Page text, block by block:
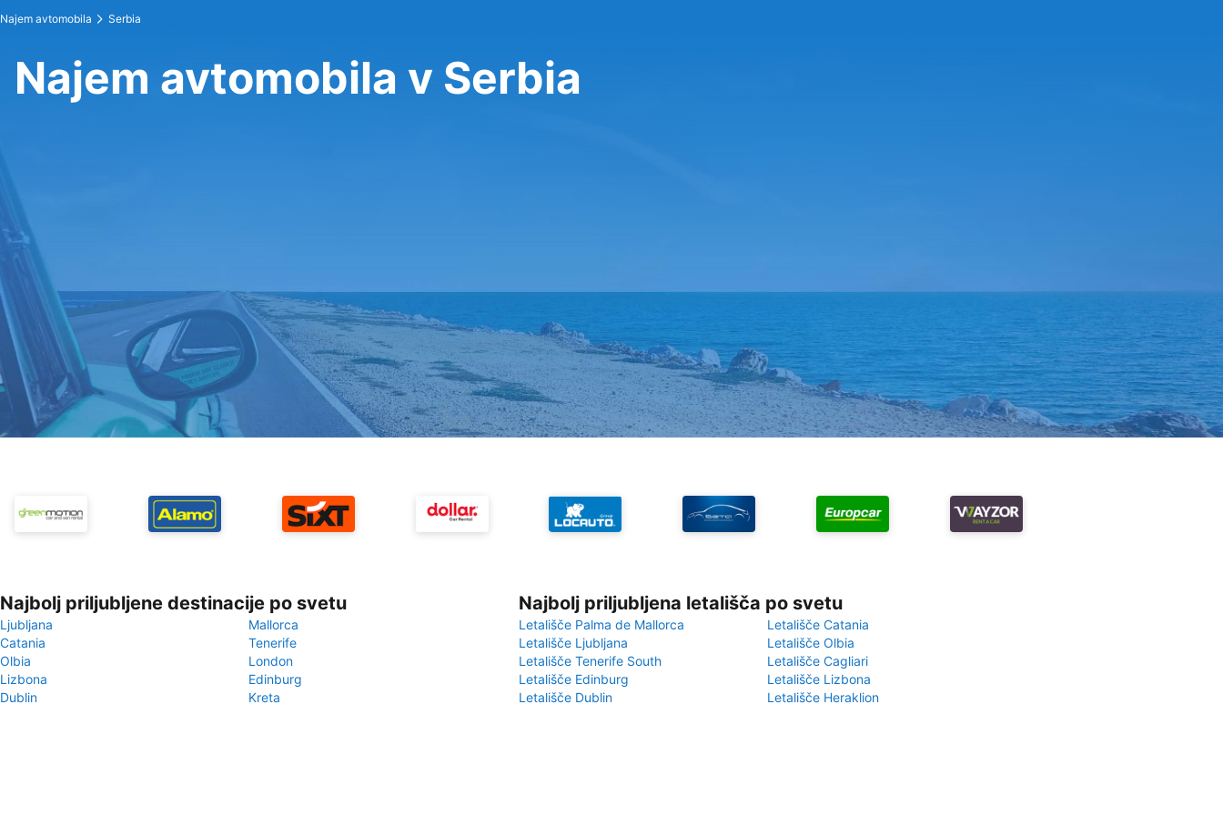
Najem avtomobila Serbia
Najem avtomobila v Serbia
Najbolj priljubljene destinacije po svetu
Ljubljana
Mallorca
Catania
Tenerife
Olbia
London
Lizbona
Edinburg
Dublin
Kreta
Najbolj priljubljena letališča po svetu
Letališče Palma de Mallorca
Letališče Catania
Letališče Ljubljana
Letališče Olbia
Letališče Tenerife South
Letališče Cagliari
Letališče Edinburg
Letališče Lizbona
Letališče Dublin
Letališče Heraklion